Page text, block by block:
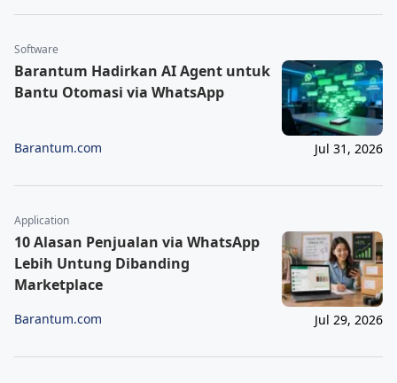
Software
Barantum Hadirkan AI Agent untuk
Bantu Otomasi via WhatsApp
Barantum.com Jul 31, 2026
Application
10 Alasan Penjualan via WhatsApp
Lebih Untung Dibanding
Marketplace
Barantum.com Jul 29, 2026